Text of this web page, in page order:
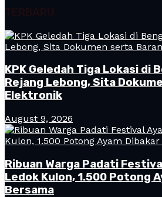
TERBARU
KPK Geledah Tiga Lokasi di
Rejang Lebong, Sita
Elektronik
August 9, 2026
Ribuan Warga Padati
Ledok Kulon, 1.500 Potong
Bersama